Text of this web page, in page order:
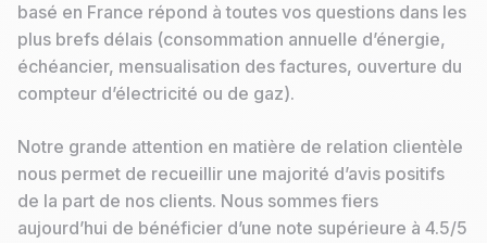
basé en France répond à toutes vos questions dans les
plus brefs délais (consommation annuelle d’énergie,
échéancier, mensualisation des factures, ouverture du
compteur d’électricité ou de gaz).
Notre grande attention en matière de relation clientèle
nous permet de recueillir une majorité d’avis positifs
de la part de nos clients. Nous sommes fiers
aujourd’hui de bénéficier d’une note supérieure à 4.5/5